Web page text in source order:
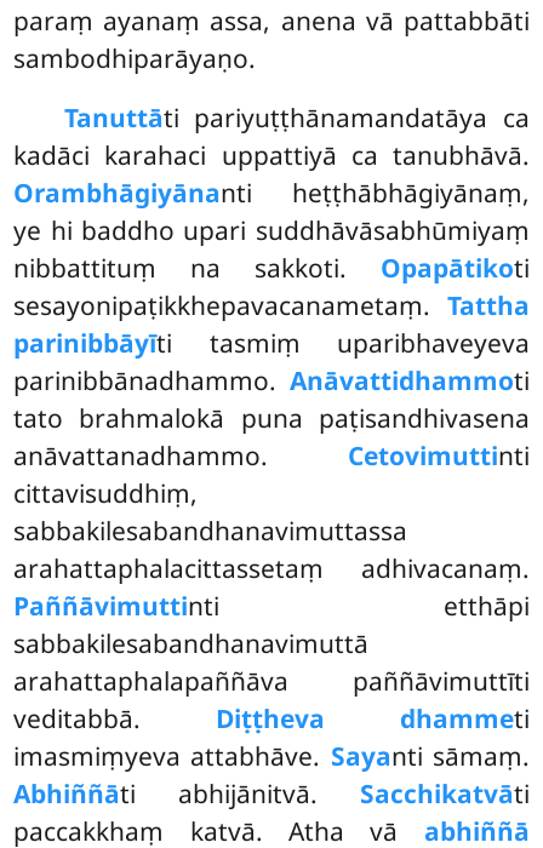
paraṃ ayanaṃ assa, anena vā pattabbāti
sambodhiparāyaṇo.
Tanuttāti pariyuṭṭhānamandatāya ca
kadāci karahaci uppattiyā ca tanubhāvā.
Orambhāgiyānanti heṭṭhābhāgiyānaṃ,
ye hi baddho upari suddhāvāsabhūmiyaṃ
nibbattituṃ na sakkoti. Opapātikoti
sesayonipaṭikkhepavacanametaṃ. Tattha
parinibbāyīti tasmiṃ uparibhaveyeva
parinibbānadhammo. Anāvattidhammoti
tato brahmalokā puna paṭisandhivasena
anāvattanadhammo. Cetovimuttinti
cittavisuddhiṃ,
sabbakilesabandhanavimuttassa
arahattaphalacittassetaṃ adhivacanaṃ.
Paññāvimuttinti etthāpi
sabbakilesabandhanavimuttā
arahattaphalapaññāva paññāvimuttīti
veditabbā. Diṭṭheva dhammeti
imasmiṃyeva attabhāve. Sayanti sāmaṃ.
Abhiññāti abhijānitvā. Sacchikatvāti
paccakkhaṃ katvā. Atha vā abhiññā